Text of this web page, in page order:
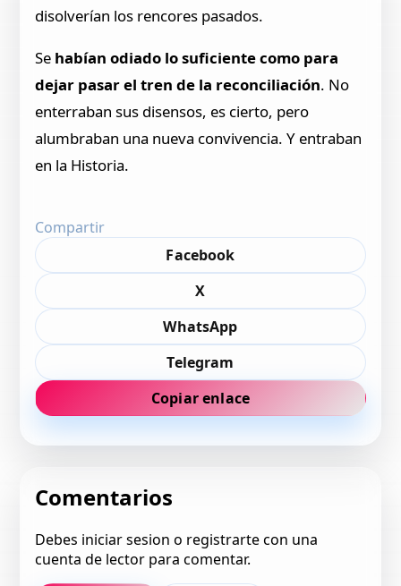
disolverían los rencores pasados.
Se habían odiado lo suficiente como para
dejar pasar el tren de la reconciliación. No
enterraban sus disensos, es cierto, pero
alumbraban una nueva convivencia. Y entraban
en la Historia.
Compartir
Facebook
X
WhatsApp
Telegram
Copiar enlace
Comentarios
Debes iniciar sesion o registrarte con una
cuenta de lector para comentar.